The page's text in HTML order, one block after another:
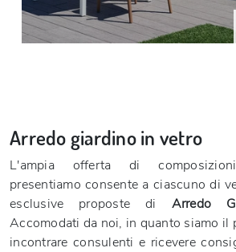
Arredo giardino in vetro
L'ampia offerta di
presentiamo consente a ciascuno di
esclusive proposte di Arredo
Accomodati da noi, in quanto siamo il
incontrare consulenti e ricevere